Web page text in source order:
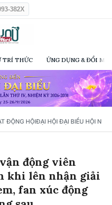
382X
TRÍ THỨC ỨNG DỤNG & ĐỔI
ĐỘNG HỘIĐẠI HỘI ĐẠI BIỂU HỘI NỮ
động viên
khi lên nhận giải
fan xúc động
sau